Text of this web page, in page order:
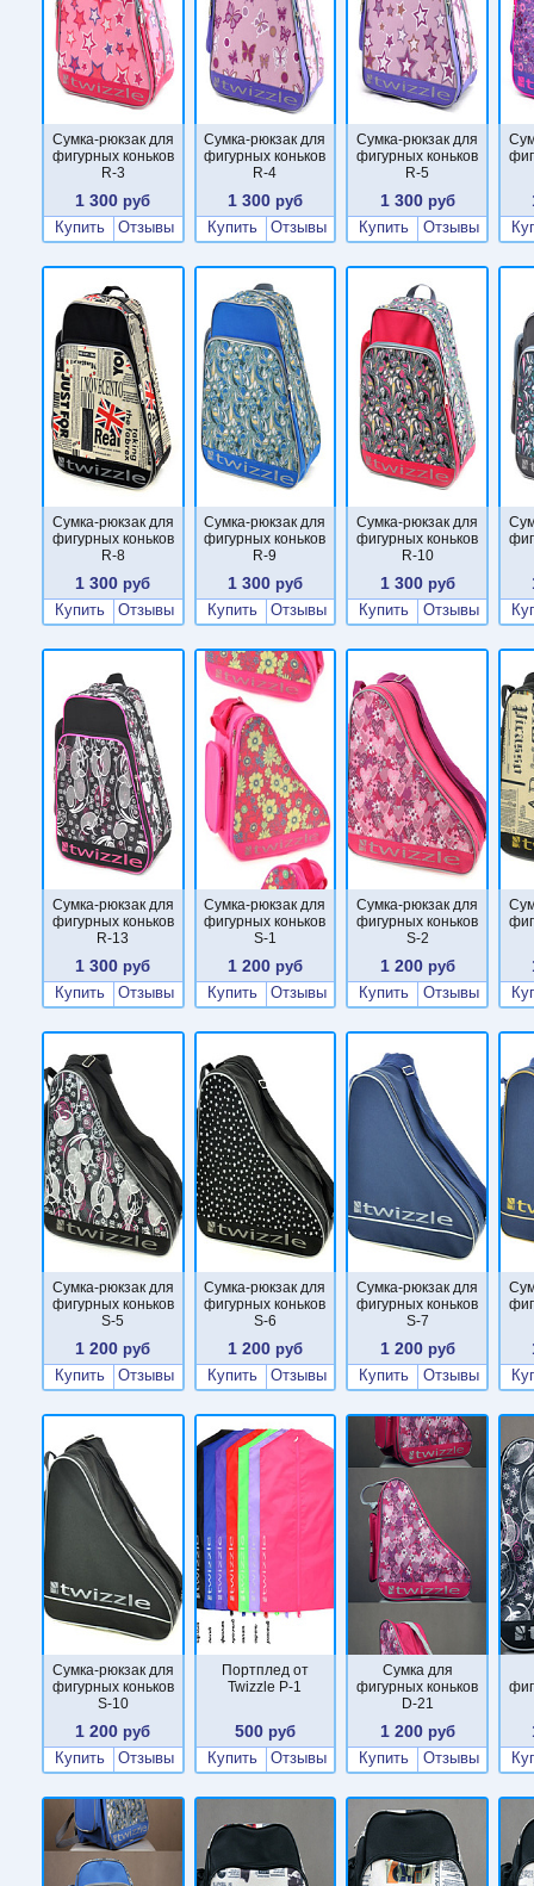
Сумка-рюкзак для
фигурных коньков
R-3
1 300 руб
Купить
Отзывы
Сумка-рюкзак для
фигурных коньков
R-4
1 300 руб
Купить
Отзывы
Сумка-рюкзак для
фигурных коньков
R-5
1 300руб
Купить
Отзывы
Сумка-рюкзак для
фигурных коньков
R-8
1 300 руб
Купить
Отзывы
Сумка-рюкзак для
фигурных коньков
R-9
1 300 руб
Купить
Отзывы
Сумка-рюкзак для
фигурных коньков
R-10
1 300руб
Купить
Отзывы
Сумка-рюкзак для
фигурных коньков
R-13
1 300 руб
Купить
Отзывы
Сумка-рюкзак для
фигурных коньков
S-1
1 200 руб
Купить
Отзывы
Сумка-рюкзак для
фигурных коньков
S-2
1 200руб
Купить
Отзывы
Сумка-рюкзак для
фигурных коньков
S-5
1 200 руб
Купить
Отзывы
Сумка-рюкзак для
фигурных коньков
S-6
1 200 руб
Купить
Отзывы
Сумка-рюкзак для
фигурных коньков
S-7
1 200руб
Купить
Отзывы
Сумка-рюкзак для
фигурных коньков
S-10
1 200 руб
Купить
Отзывы
Портплед от
Twizzle P-1
500 руб
Купить
Отзывы
Сумка для
фигурных коньков
D-21
1 200руб
Купить
Отзывы